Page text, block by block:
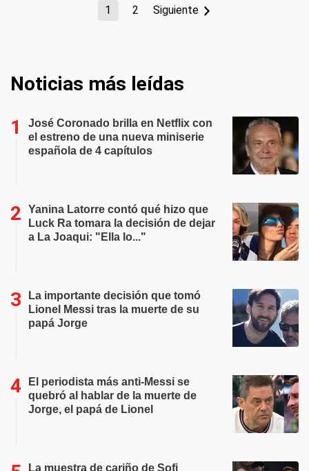
1 2 Siguiente
Noticias más leídas
José Coronado brilla en Netflix con
el estreno de una nueva miniserie
española de 4 capítulos
Yanina Latorre contó qué hizo que
Luck Ra tomara la decisión de dejar
a La Joaqui: "Ella lo..."
La importante decisión que tomó
Lionel Messi tras la muerte de su
papá Jorge
El periodista más anti-Messi se
quebró al hablar de la muerte de
Jorge, el papá de Lionel
La muestra de cariño de Sofi